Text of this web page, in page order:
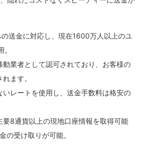
送金に対応し、現在1600万人以上のユ
動業者として認可されており、お客様の
ます。
いレートを使用し、送金手数料は格安の
要8通貨以上の現地口座情報を取得可能
の受け取りが可能。